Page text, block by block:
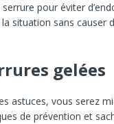
pour éviter
situation sans causer
gelées
astuces, vous serez
de prévention et